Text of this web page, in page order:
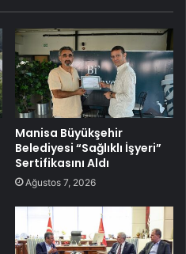
Manisa Büyükşehir
Belediyesi “Sağlıklı İşyeri”
Sertifikasını Aldı
Ağustos 7, 2026